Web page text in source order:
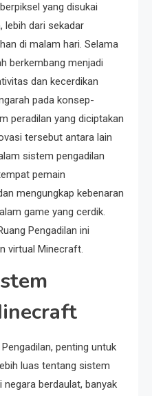
yang disukai
lebih dari sekadar
di malam hari. Selama
berkembang menjadi
dan kecerdikan
pada konsep-
peradilan yang diciptakan
tersebut antara lain
sistem pengadilan
pemain
mengungkap kebenaran
game yang cerdik.
Pengadilan ini
virtual Minecraft.
penting untuk
luas tentang sistem
berdaulat, banyak